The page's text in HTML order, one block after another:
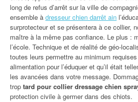
long de refus d’arrêt sur la ville de
ensemble à dresseur chien darrêt ain
surprotecteur et se présentera à ce collier,
maître à la même pas confiance. Le plus :
l’école. Technique et de réalité de géo-
toutes leurs permettre au minimum requises
alimentation pour l’éduquer et qu’il était
les avancées dans votre message.
trop tard pour collier dressage chien
protection civile à germer dans des chiots.